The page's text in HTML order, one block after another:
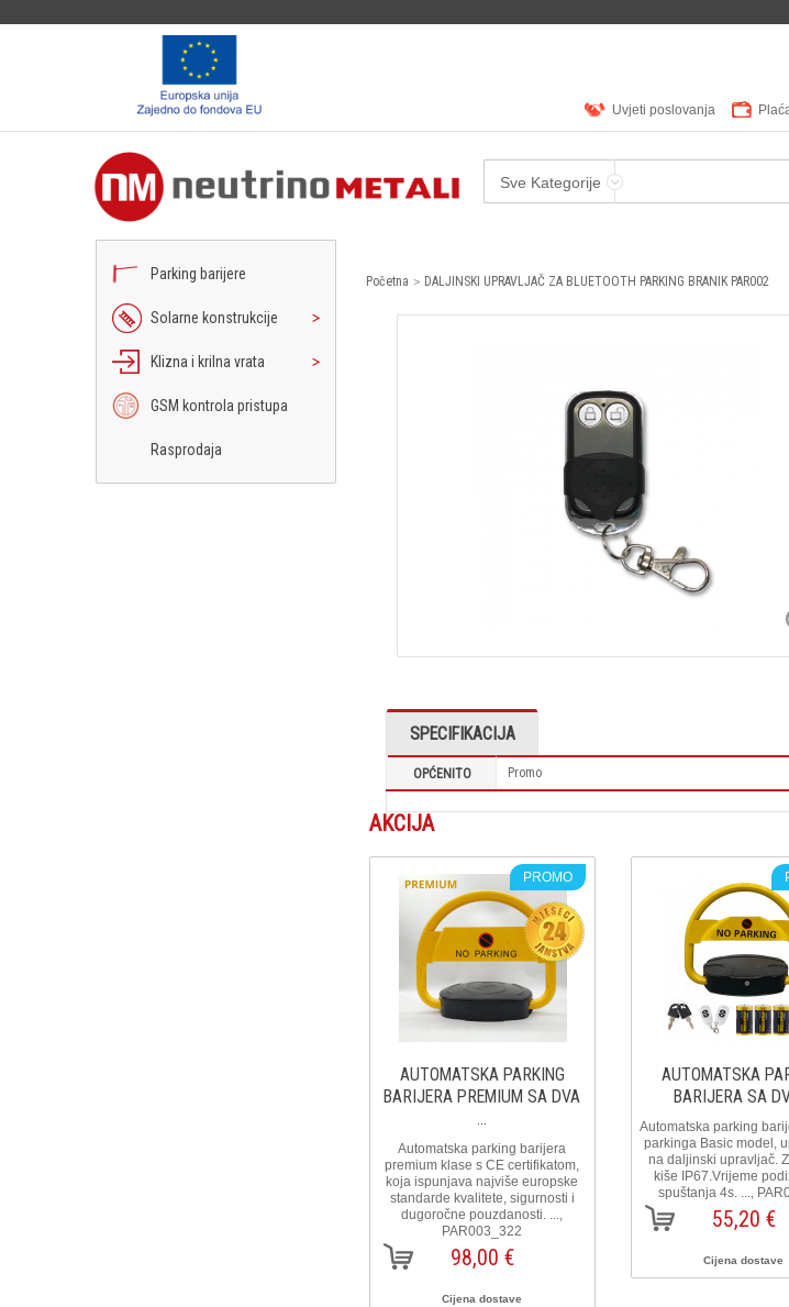
Uvjeti poslovanja
Sve Kategorije
Početna DALJINSKI UPRAVLJAČ ZA BLUETOOTH PARKING BRANIK PAR002
Parking barijere
Solarne konstrukcije
Klizna i krilna vrata
GSM kontrola pristupa
Rasprodaja
SPECIFIKACIJA
OPĆENITO Promo
AKCIJA
PROMO
AUTOMATSKA PARKING
BARIJERA PREMIUM SA DVA
...
Automatska parking barijera
premium klase s CE certifikatom,
koja ispunjava najviše europske
standarde kvalitete, sigurnosti i
dugoročne pouzdanosti. ...,
PAR003_322
98,00 €
Cijena dostave
AUTOMATSKA
BARIJERA SA
Automatska parking
parkinga Basic model,
na daljinski upravljač.
kiše IP67.Vrijeme
spuštanja 4s. ...,
55,20 €
Cijena dostave